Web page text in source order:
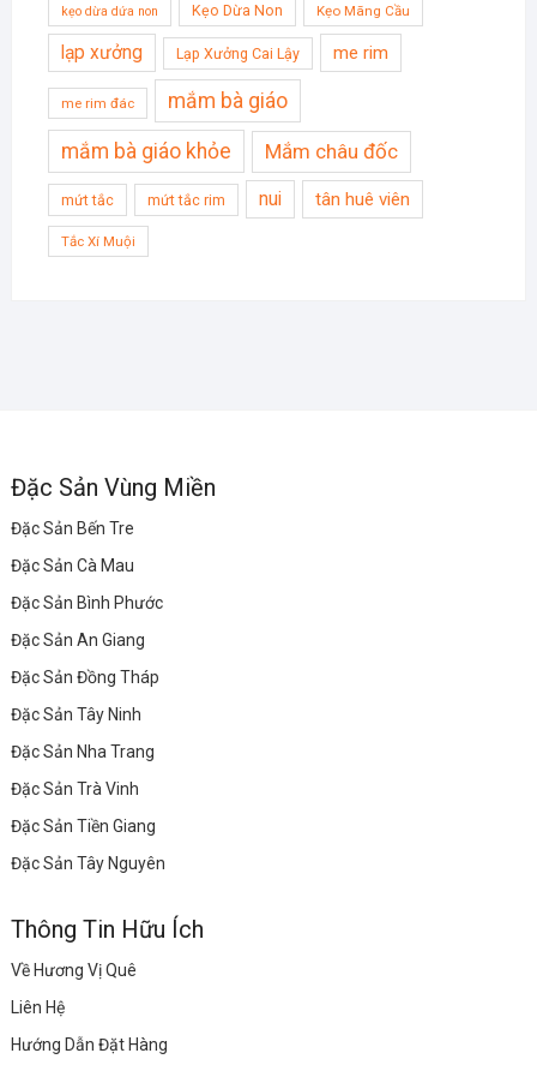
kẹo dừa dứa non Kẹo Dừa Non Kẹo Mãng Cầu
lạp xưởng Lạp Xưởng Cai Lậy me rim
me rim đác mắm bà giáo
mắm bà giáo khỏe Mắm châu đốc
mứt tắc mứt tắc rim nui tân huê viên
Tắc Xí Muội
Đặc Sản Vùng Miền
Đặc Sản Bến Tre
Đặc Sản Cà Mau
Đặc Sản Bình Phước
Đặc Sản An Giang
Đặc Sản Đồng Tháp
Đặc Sản Tây Ninh
Đặc Sản Nha Trang
Đặc Sản Trà Vinh
Đặc Sản Tiền Giang
Đặc Sản Tây Nguyên
Thông Tin Hữu Ích
Về Hương Vị Quê
Liên Hệ
Hướng Dẫn Đặt Hàng